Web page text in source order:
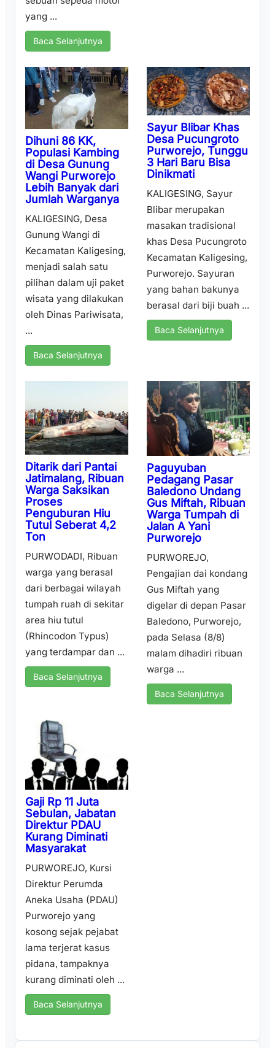
yang ...
Baca Selanjutnya
Dihuni 86 KK,
Populasi Kambing
di Desa Gunung
Wangi Purworejo
Lebih Banyak dari
Jumlah Warganya
KALIGESING, Desa
Gunung Wangi di
Kecamatan Kaligesing,
menjadi salah satu
pilihan dalam uji paket
wisata yang dilakukan
oleh Dinas Pariwisata,
...
Baca Selanjutnya
Sayur Blibar Khas
Desa Pucungroto
Purworejo, Tunggu
3 Hari Baru Bisa
Dinikmati
KALIGESING, Sayur
Blibar merupakan
masakan tradisional
khas Desa Pucungroto
Kecamatan Kaligesing,
Purworejo. Sayuran
yang bahan bakunya
berasal dari biji buah ...
Baca Selanjutnya
Ditarik dari Pantai
Jatimalang, Ribuan
Warga Saksikan
Proses
Penguburan Hiu
Tutul Seberat 4,2
Ton
PURWODADI, Ribuan
warga yang berasal
dari berbagai wilayah
tumpah ruah di sekitar
area hiu tutul
(Rhincodon Typus)
yang terdampar dan ...
Baca Selanjutnya
Paguyuban
Pedagang Pasar
Baledono Undang
Gus Miftah, Ribuan
Warga Tumpah di
Jalan A Yani
Purworejo
PURWOREJO,
Pengajian dai kondang
Gus Miftah yang
digelar di depan Pasar
Baledono, Purworejo,
pada Selasa (8/8)
malam dihadiri ribuan
warga ...
Baca Selanjutnya
Gaji Rp 11 Juta
Sebulan, Jabatan
Direktur PDAU
Kurang Diminati
Masyarakat
PURWOREJO, Kursi
Direktur Perumda
Aneka Usaha (PDAU)
Purworejo yang
kosong sejak pejabat
lama terjerat kasus
pidana, tampaknya
kurang diminati oleh ...
Baca Selanjutnya